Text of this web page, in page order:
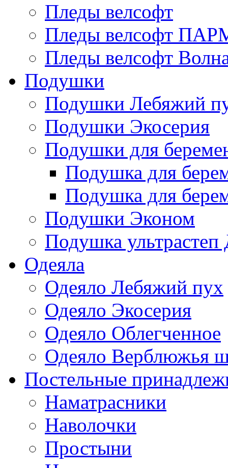
Пледы велсофт
Пледы велсофт
Пледы велсофт
Подушки
Подушки Лебяжий
Подушки Экосерия
Подушки для
Подушка для
Подушка для
Подушки Эконом
Подушка ультрастеп
Одеяла
Одеяло Лебяжий пух
Одеяло Экосерия
Одеяло Облегченное
Одеяло Верблюжья
Постельные
Наматрасники
Наволочки
Простыни